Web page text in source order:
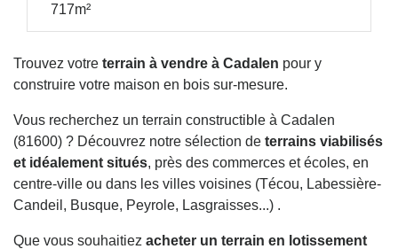
717m²
Trouvez votre terrain à vendre à Cadalen pour y
construire votre maison en bois sur-mesure.
Vous recherchez un terrain constructible à Cadalen
(81600) ? Découvrez notre sélection de terrains viabilisés
et idéalement situés, près des commerces et écoles, en
centre-ville ou dans les villes voisines (Técou, Labessière-
Candeil, Busque, Peyrole, Lasgraisses...) .
Que vous souhaitiez acheter un terrain en lotissement